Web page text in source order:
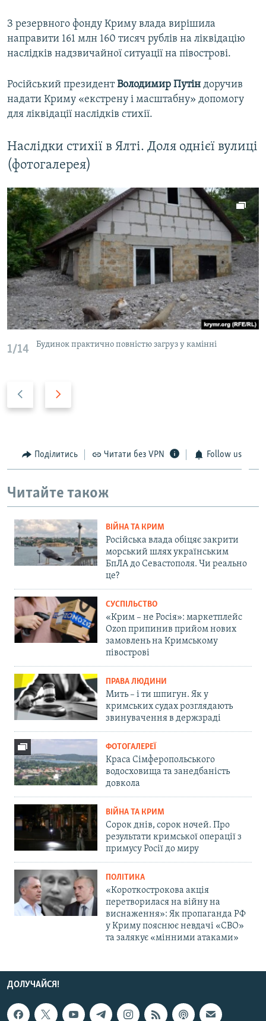
З резервного фонду Криму влада вирішила
направити 161 млн 160 тисяч рублів на ліквідацію
наслідків надзвичайної ситуації на півострові.
Російський президентВолодимир Путін доручив
надати Криму «екстрену і масштабну» допомогу
для ліквідації наслідків стихії.
Наслідки стихії в Ялті. Доля однієї вулиці
(фотогалерея)
1/14 Будинок практично повністю загруз у камінні
s
s
l
d
e
Поділитись Читати без VPN Follow us
Читайте також
ВІЙНА ТА КРИМ
Російська влада обіцяє закрити
морський шлях українським
БпЛА до Севастополя. Чи реально
це?
СУСПІЛЬСТВО
«Крим – не Росія»: маркетплейс
Ozon припинив прийом нових
замовлень на Кримському
півострові
ПРАВА ЛЮДИНИ
Мить – і ти шпигун. Як у
кримських судах розглядають
звинувачення в держзраді
ФОТОГАЛЕРЕЇ
Краса Сімферопольського
водосховища та занедбаність
довкола
ВІЙНА ТА КРИМ
Сорок днів, сорок ночей. Про
результати кримської операції з
примусу Росії до миру
ПОЛІТИКА
«Короткострокова акція
перетворилася на війну на
виснаження»: Як пропаганда РФ
у Криму пояснює невдачі «СВО»
та залякує «мінними атаками»
ДОЛУЧАЙСЯ!